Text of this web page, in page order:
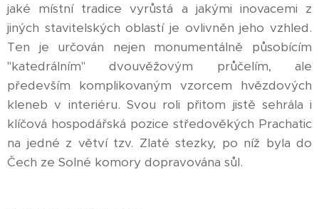
jaké místní tradice vyrůstá a jakými inovacemi z
jiných stavitelských oblastí je ovlivněn jeho vzhled.
Ten je určován nejen monumentálně působícím
"katedrálním" dvouvěžovým průčelím, ale
především komplikovaným vzorcem hvězdových
kleneb v interiéru. Svou roli přitom jistě sehrála i
klíčová hospodářská pozice středověkých Prachatic
na jedné z větví tzv. Zlaté stezky, po níž byla do
Čech ze Solné komory dopravována sůl.